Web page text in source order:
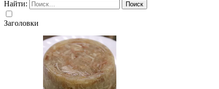
Найти:
Заголовки